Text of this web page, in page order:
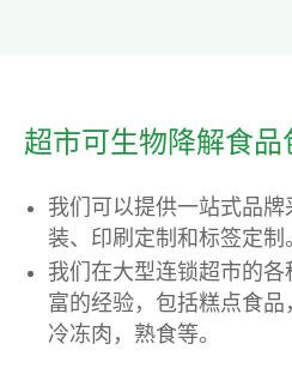
超市可生物降解食品
我们可以提供一站式品
装、印刷定制和标签定制
我们在大型连锁超市的
富的经验，包括糕点食品
冷冻肉，熟食等。